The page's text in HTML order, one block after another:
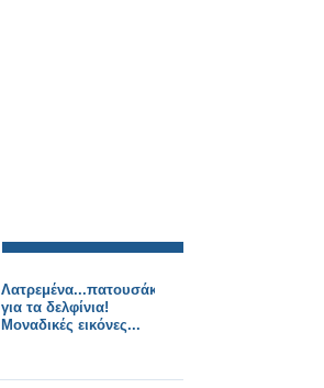
Λατρεμένα...πατουσάκια
για τα δελφίνια!
Μοναδικές εικόνες...